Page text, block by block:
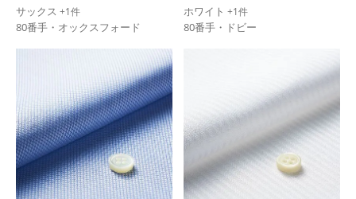
サックス +1件
80番手・オックスフォード
ホワイト +1件
80番手・ドビー